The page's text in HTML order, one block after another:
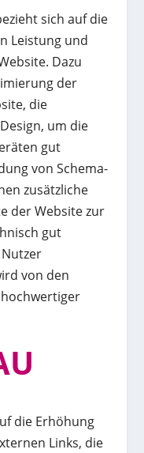
sich auf die
Leistung und
Dazu
der
die
um die
gut
von Schema-
zusätzliche
der Website zur
gut
von den
die Erhöhung
Links, die